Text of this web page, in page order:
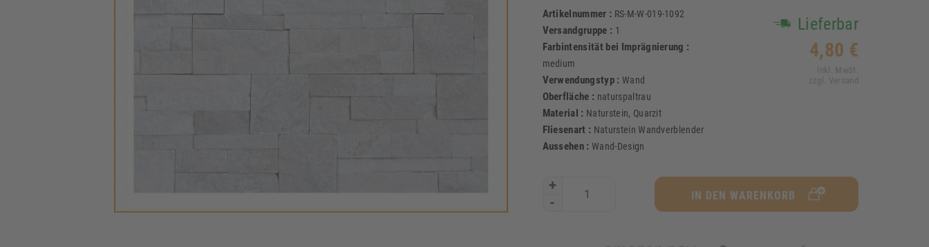
Artikelnummer : RS-M-W-019-1092
Versandgruppe : 1
Farbintensität bei Imprägnierung :
medium
Verwendungstyp : Wand
Oberfläche : naturspaltrau
Material : Naturstein, Quarzit
Fliesenart : Naturstein Wandverblender
Aussehen :Wand-Design
Lieferbar
4,80 €
Inkl. MwSt.
zzgl. Versand
+
-
IN DEN WARENKORB